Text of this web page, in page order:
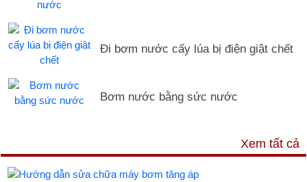
Đi bơm nước cấy lúa bị điện giật chết
Bơm nước bằng sức nước
Xem tất cả